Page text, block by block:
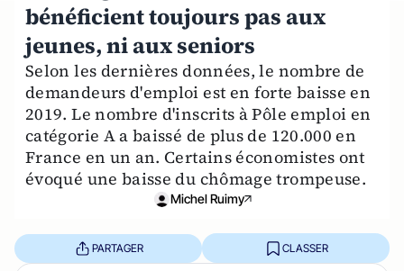
bénéficient toujours pas aux
jeunes, ni aux seniors
Selon les dernières données, le nombre de
demandeurs d'emploi est en forte baisse en
2019. Le nombre d'inscrits à Pôle emploi en
catégorie A a baissé de plus de 120.000 en
France en un an. Certains économistes ont
évoqué une baisse du chômage trompeuse.
Michel Ruimy
PARTAGER CLASSER